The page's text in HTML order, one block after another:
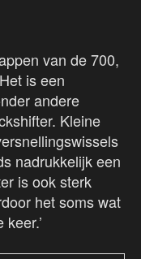
van de 700,
is een
andere
Kleine
nadrukkelijk een
is ook sterk
het soms wat